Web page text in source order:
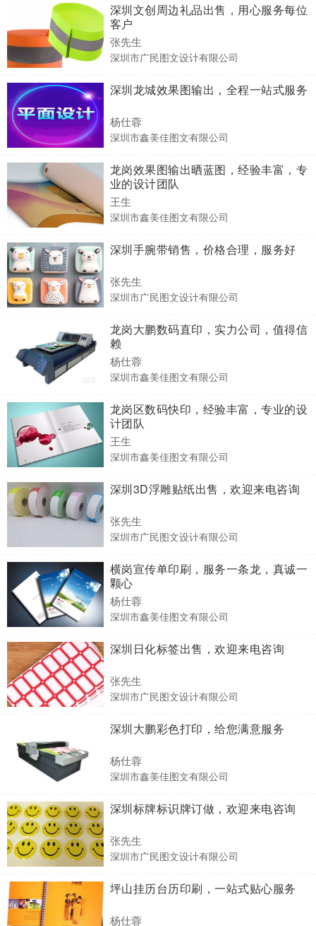
深圳文创周边礼品出售，用心服务每位
客户
张先生
深圳市广民图文设计有限公司
深圳龙城效果图输出，全程一站式服务
杨仕蓉
深圳市鑫美佳图文有限公司
龙岗效果图输出晒蓝图，经验丰富，专
业的设计团队
王生
深圳市鑫美佳图文有限公司
深圳手腕带销售，价格合理，服务好
张先生
深圳市广民图文设计有限公司
龙岗大鹏数码直印，实力公司，值得信
赖
杨仕蓉
深圳市鑫美佳图文有限公司
龙岗区数码快印，经验丰富，专业的设
计团队
王生
深圳市鑫美佳图文有限公司
深圳3D浮雕贴纸出售，欢迎来电咨询
张先生
深圳市广民图文设计有限公司
横岗宣传单印刷，服务一条龙，真诚一
颗心
杨仕蓉
深圳市鑫美佳图文有限公司
深圳日化标签出售，欢迎来电咨询
张先生
深圳市广民图文设计有限公司
深圳大鹏彩色打印，给您满意服务
杨仕蓉
深圳市鑫美佳图文有限公司
深圳标牌标识牌订做，欢迎来电咨询
张先生
深圳市广民图文设计有限公司
坪山挂历台历印刷，一站式贴心服务
杨仕蓉